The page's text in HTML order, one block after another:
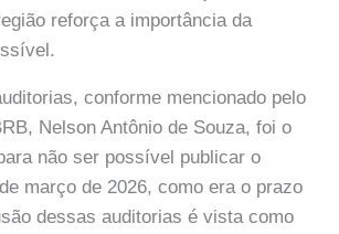
reforça a importância da
conforme mencionado pelo
Nelson Antônio de Souza, foi o
não ser possível publicar o
março de 2026, como era o prazo
dessas auditorias é vista como